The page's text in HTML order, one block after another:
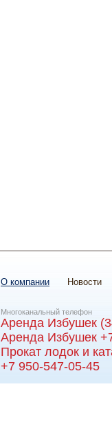
О компании Новости
Многоканальный телефон
Аренда Избушек
Аренда Избушек
Прокат лодок и
+7 950-547-05-45